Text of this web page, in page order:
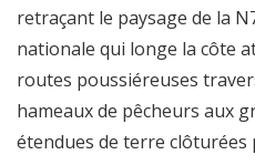
retraçant le paysage de la
nationale qui longe la côte
routes poussiéreuses
hameaux de pêcheurs aux
étendues de terre clôturées